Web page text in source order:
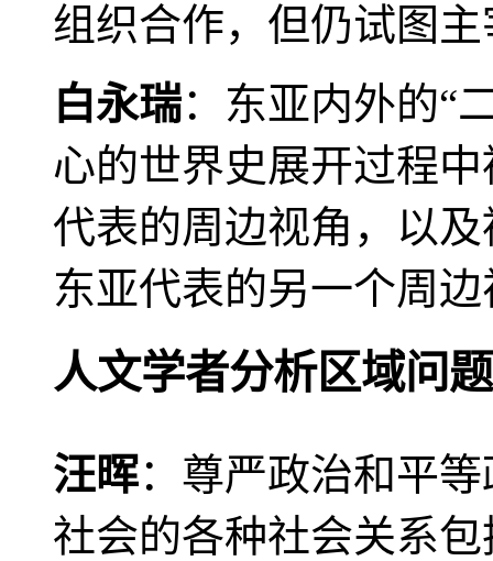
组织合作，但仍试图
白永瑞：东亚内外的“
心的世界史展开过程
代表的周边视角，以
东亚代表的另一个周
人文学者分析区域问题
汪晖：尊严政治和平
社会的各种社会关系